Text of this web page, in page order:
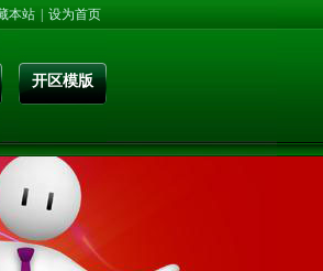
本站 设为首页
开区模版